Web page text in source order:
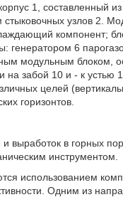
1, составленный
узлов 2.
компонент;
генератором 6
модульным
забой 10 и - к устью
целей
горизонтов.
выработок в горных
инструментом.
использованием
Одним из